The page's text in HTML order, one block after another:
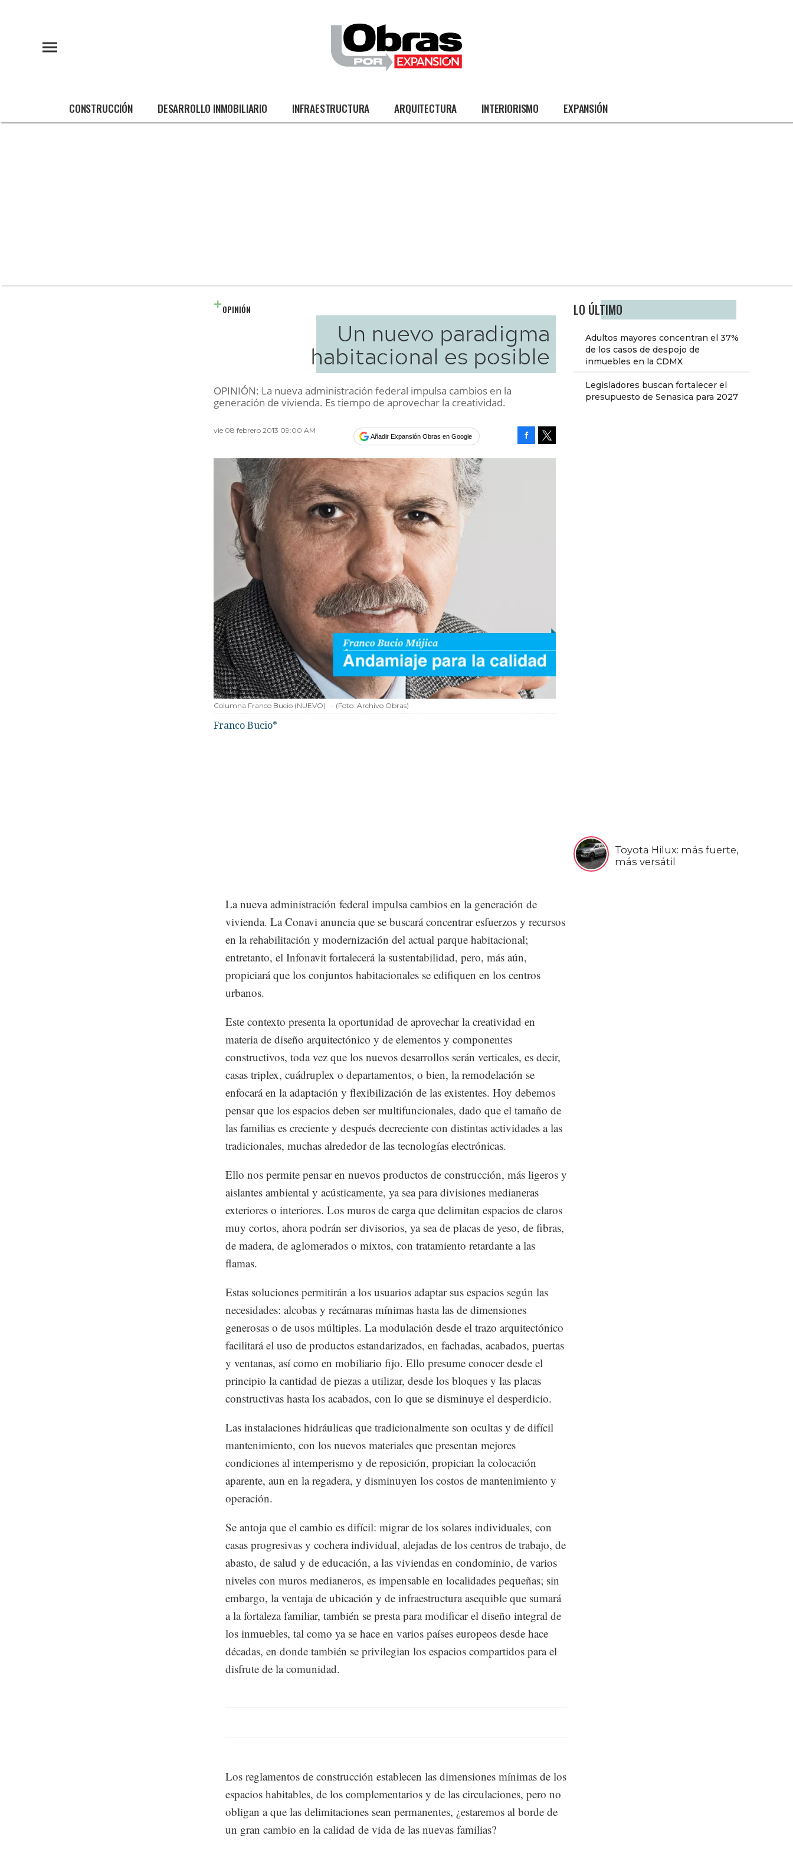
CONSTRUCCIÓN DESARROLLO INMOBILIARIO INFRAESTRUCTURA ARQUITECTURA INTERIORISMO EXPANSIÓN
LO ÚLTIMO
Adultos mayores concentran el 37%
de los casos de despojo de
inmuebles en la CDMX
Legisladores buscan fortalecer el
presupuesto de Senasica para 2027
Toyota Hilux: más fuerte,
más versátil
OPINIÓN
Un nuevo paradigma
habitacional es posible
OPINIÓN: La nueva administración federal impulsa cambios en la
generación de vivienda. Es tiempo de aprovechar la creatividad.
vie 08 febrero 2013 09:00 AM
Añadir Expansión Obras en Google
Columna Franco Bucio (NUEVO) - (Foto: Archivo Obras)
Franco Bucio*
La nueva administración federal impulsa cambios en la generación de
vivienda. La Conavi anuncia que se buscará concentrar esfuerzos y recursos
en la rehabilitación y modernización del actual parque habitacional;
entretanto, el Infonavit fortalecerá la sustentabilidad, pero, más aún,
propiciará que los conjuntos habitacionales se edifiquen en los centros
urbanos.
Este contexto presenta la oportunidad de aprovechar la creatividad en
materia de diseño arquitectónico y de elementos y componentes
constructivos, toda vez que los nuevos desarrollos serán verticales, es decir,
casas triplex, cuádruplex o departamentos, o bien, la remodelación se
enfocará en la adaptación y flexibilización de las existentes. Hoy debemos
pensar que los espacios deben ser multifuncionales, dado que el tamaño de
las familias es creciente y después decreciente con distintas actividades a las
tradicionales, muchas alrededor de las tecnologías electrónicas.
Ello nos permite pensar en nuevos productos de construcción, más ligeros y
aislantes ambiental y acústicamente, ya sea para divisiones medianeras
exteriores o interiores. Los muros de carga que delimitan espacios de claros
muy cortos, ahora podrán ser divisorios, ya sea de placas de yeso, de fibras,
de madera, de aglomerados o mixtos, con tratamiento retardante a las
flamas.
Estas soluciones permitirán a los usuarios adaptar sus espacios según las
necesidades: alcobas y recámaras mínimas hasta las de dimensiones
generosas o de usos múltiples. La modulación desde el trazo arquitectónico
facilitará el uso de productos estandarizados, en fachadas, acabados, puertas
y ventanas, así como en mobiliario fijo. Ello presume conocer desde el
principio la cantidad de piezas a utilizar, desde los bloques y las placas
constructivas hasta los acabados, con lo que se disminuye el desperdicio.
Las instalaciones hidráulicas que tradicionalmente son ocultas y de difícil
mantenimiento, con los nuevos materiales que presentan mejores
condiciones al intemperismo y de reposición, propician la colocación
aparente, aun en la regadera, y disminuyen los costos de mantenimiento y
operación.
Se antoja que el cambio es difícil: migrar de los solares individuales, con
casas progresivas y cochera individual, alejadas de los centros de trabajo, de
abasto, de salud y de educación, a las viviendas en condominio, de varios
niveles con muros medianeros, es impensable en localidades pequeñas; sin
embargo, la ventaja de ubicación y de infraestructura asequible que sumará
a la fortaleza familiar, también se presta para modificar el diseño integral de
los inmuebles, tal como ya se hace en varios países europeos desde hace
décadas, en donde también se privilegian los espacios compartidos para el
disfrute de la comunidad.
Los reglamentos de construcción establecen las dimensiones mínimas de los
espacios habitables, de los complementarios y de las circulaciones, pero no
obligan a que las delimitaciones sean permanentes, ¿estaremos al borde de
un gran cambio en la calidad de vida de las nuevas familias?